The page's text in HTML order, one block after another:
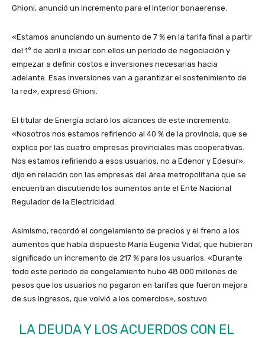
Ghioni, anunció un incremento para el interior bonaerense.
«Estamos anunciando un aumento de 7 % en la tarifa final a partir
del 1° de abril e iniciar con ellos un período de negociación y
empezar a definir costos e inversiones necesarias hacia
adelante. Esas inversiones van a garantizar el sostenimiento de
la red», expresó Ghioni.
El titular de Energía aclaró los alcances de este incremento.
«Nosotros nos estamos refiriendo al 40 % de la provincia, que se
explica por las cuatro empresas provinciales más cooperativas.
Nos estamos refiriendo a esos usuarios, no a Edenor y Edesur»,
dijo en relación con las empresas del área metropolitana que se
encuentran discutiendo los aumentos ante el Ente Nacional
Regulador de la Electricidad.
Asimismo, recordó el congelamiento de precios y el freno a los
aumentos que había dispuesto María Eugenia Vidal, que hubieran
significado un incremento de 217 % para los usuarios. «Durante
todo este período de congelamiento hubo 48.000 millones de
pesos que los usuarios no pagaron en tarifas que fueron mejora
de sus ingresos, que volvió a los comercios», sostuvo.
LA DEUDA Y LOS ACUERDOS CON EL